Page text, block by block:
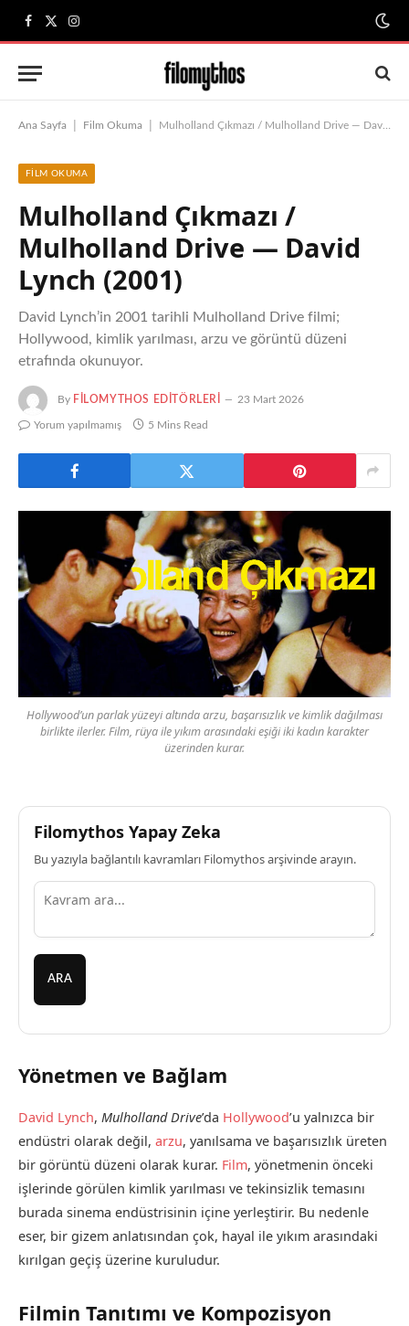
Facebook
X
(Twitter)
Instagram
Ana Sayfa Film Okuma Mulholland Çıkmazı / Mulholland Drive — David Lynch (2001)
FILM OKUMA
Mulholland Çıkmazı /
Mulholland Drive — David
Lynch (2001)
David Lynch’in 2001 tarihli Mulholland Drive filmi;
Hollywood, kimlik yarılması, arzu ve görüntü düzeni
etrafında okunuyor.
By FILOMYTHOS EDITÖRLERI 23 Mart 2026
Yorum yapılmamış 5 Mins Read
Hollywood’un parlak yüzeyi altında arzu, başarısızlık ve kimlik dağılması
birlikte ilerler. Film, rüya ile yıkım arasındaki eşiği iki kadın karakter
üzerinden kurar.
Filomythos Yapay Zeka
Bu yazıyla bağlantılı kavramları Filomythos arşivinde arayın.
ARA
Yönetmen ve Bağlam
David Lynch, Mulholland Drive’da Hollywood’u yalnızca bir
endüstri olarak değil, arzu, yanılsama ve başarısızlık üreten
bir görüntü düzeni olarak kurar. Film, yönetmenin önceki
işlerinde görülen kimlik yarılması ve tekinsizlik temasını
burada sinema endüstrisinin içine yerleştirir. Bu nedenle
eser, bir gizem anlatısından çok, hayal ile yıkım arasındaki
kırılgan geçiş üzerine kuruludur.
Filmin Tanıtımı ve Kompozisyon